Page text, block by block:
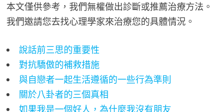
本文僅供參考，我們無權做出診斷或推薦治療方法。
我們邀請您去找心理學家來治療您的具體情況。
說話前三思的重要性
對抗驕傲的補救措施
與自戀者一起生活遵循的一些行為準則
關於八卦者的三個真相
如果我是一個好人，為什麼我沒有朋友